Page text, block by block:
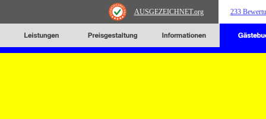
AUSGEZEICHNET.org 233